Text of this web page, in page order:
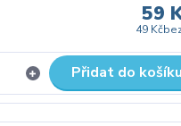
59
49 Kč
Přidat do košíku